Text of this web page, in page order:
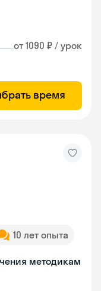
от 1090 ₽ / урок
время
10 лет опыта
методикам